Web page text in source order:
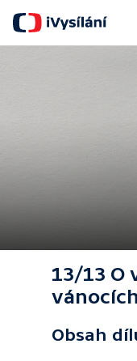
13/13 O
vánocích
Obsah